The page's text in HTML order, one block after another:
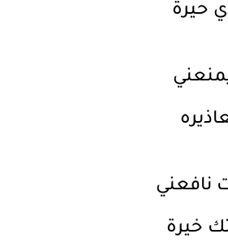
حيرة
نافعني
خيرة